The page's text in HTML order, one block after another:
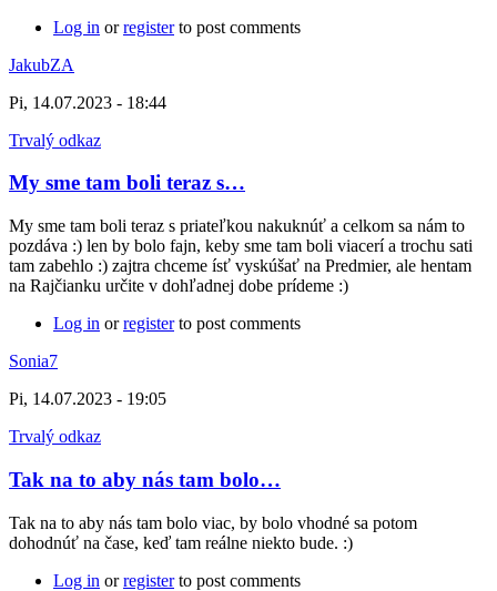
Log in orregisterto post comments
JakubZA
Pi, 14.07.2023 - 18:44
Trvalý odkaz
My sme tam boli teraz s…
My sme tam boli teraz s priateľkou nakuknúť a celkom sa nám to
pozdáva :) len by bolo fajn, keby sme tam boli viacerí a trochu sati
tam zabehlo :) zajtra chceme ísť vyskúšať na Predmier, ale hentam
na Rajčianku určite v dohľadnej dobe prídeme :)
Log in orregisterto post comments
Sonia7
Pi, 14.07.2023 - 19:05
Trvalý odkaz
Tak na to aby nás tam bolo…
Tak na to aby nás tam bolo viac, by bolo vhodné sa potom
dohodnúť na čase, keď tam reálne niekto bude. :)
Log in orregisterto post comments